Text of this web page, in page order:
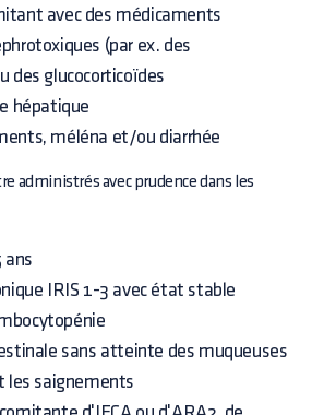
avec des médicaments
(par ex. des
des glucocorticoïdes
hépatique
méléna et/ou diarrhée
administrés avec prudence dans les
ans
IRIS 1-3 avec état stable
sans atteinte des muqueuses
les saignements